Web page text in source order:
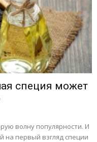
специя может
волну популярности. И
на первый взгляд специи